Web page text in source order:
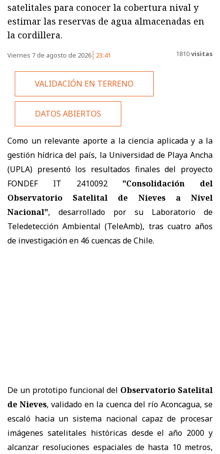
satelitales para conocer la cobertura nival y
estimar las reservas de agua almacenadas en
la cordillera.
Viernes 7 de agosto de 2026 23:41 1810visitas
VALIDACIÓN EN TERRENO
DATOS ABIERTOS
Como un relevante aporte a la ciencia aplicada y a la
gestión hídrica del país, la Universidad de Playa Ancha
(UPLA) presentó los resultados finales del proyecto
FONDEF IT 2410092
"Consolidación del
Observatorio Satelital de Nieves a Nivel
Nacional", desarrollado por su Laboratorio de
Teledetección Ambiental (TeleAmb), tras cuatro años
de investigación en 46 cuencas de Chile.
De un prototipo funcional del Observatorio Satelital
de Nieves, validado en la cuenca del río Aconcagua, se
escaló hacia un sistema nacional capaz de procesar
imágenes satelitales históricas desde el año 2000 y
alcanzar resoluciones espaciales de hasta 10 metros,